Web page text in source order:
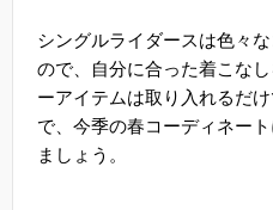
シングルライダースは色々
ので、自分に合った着こな
ーアイテムは取り入れるだ
で、今季の春コーディネー
ましょう。